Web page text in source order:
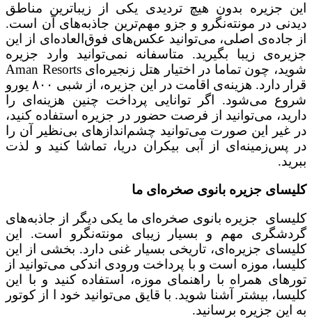
این جزیره بدون هیچ تردیدی یکی از زیباترین مناطق
دیدنی در مونته‌نگرو و جزو مهم‌ترین جاذبه‌های آن است.
از جاده‌ی اصلی، می‌توانید عکس‌های فوق‌العاده‌ای از این
جزیره‌ی زیبا بگیرید. متاسفانه نمی‌توانید وارد جزیره
شوید، چون تماما در اختیار هتل زنجیره‌ای Aman Resorts
قرار دارد. هزینه‌ی اقامت در این جزیره، از شبی ۸۰۰ یورو
شروع می‌شود. اگر توانایی پرداخت چنین هزینه‌ای را
دارید، می‌توانید از فرصت حضور در جزیره استفاده کنید،
در غیر این صورت می‌توانید چشم‌اندازهای بی‌نظیر آن را
در پس‌زمینه‌ای از آبی بیکران دریا، تماشا کنید و لذت
ببرید.
کلیسای جزیره بانوی صخره‌ای ما
کلیسای جزیره بانوی صخره‌ای ما یکی دیگر از جاذبه‌های
گردشگری مهم و بسیار زیبای مونته‌نگرو است. این
کلیسای جزیره‌ای، تاریخی بسیار غنی دارد. بخشی از این
کلیسا، موزه است و با پرداخت ورودی اندکی می‌توانید از
تورهای همراه با راهنمای موزه، استفاده کنید و با این
کلیسا، بیشتر آشنا شوید. با قایق می‌توانید خود ا از کوتور
به این جزیره برسانید.